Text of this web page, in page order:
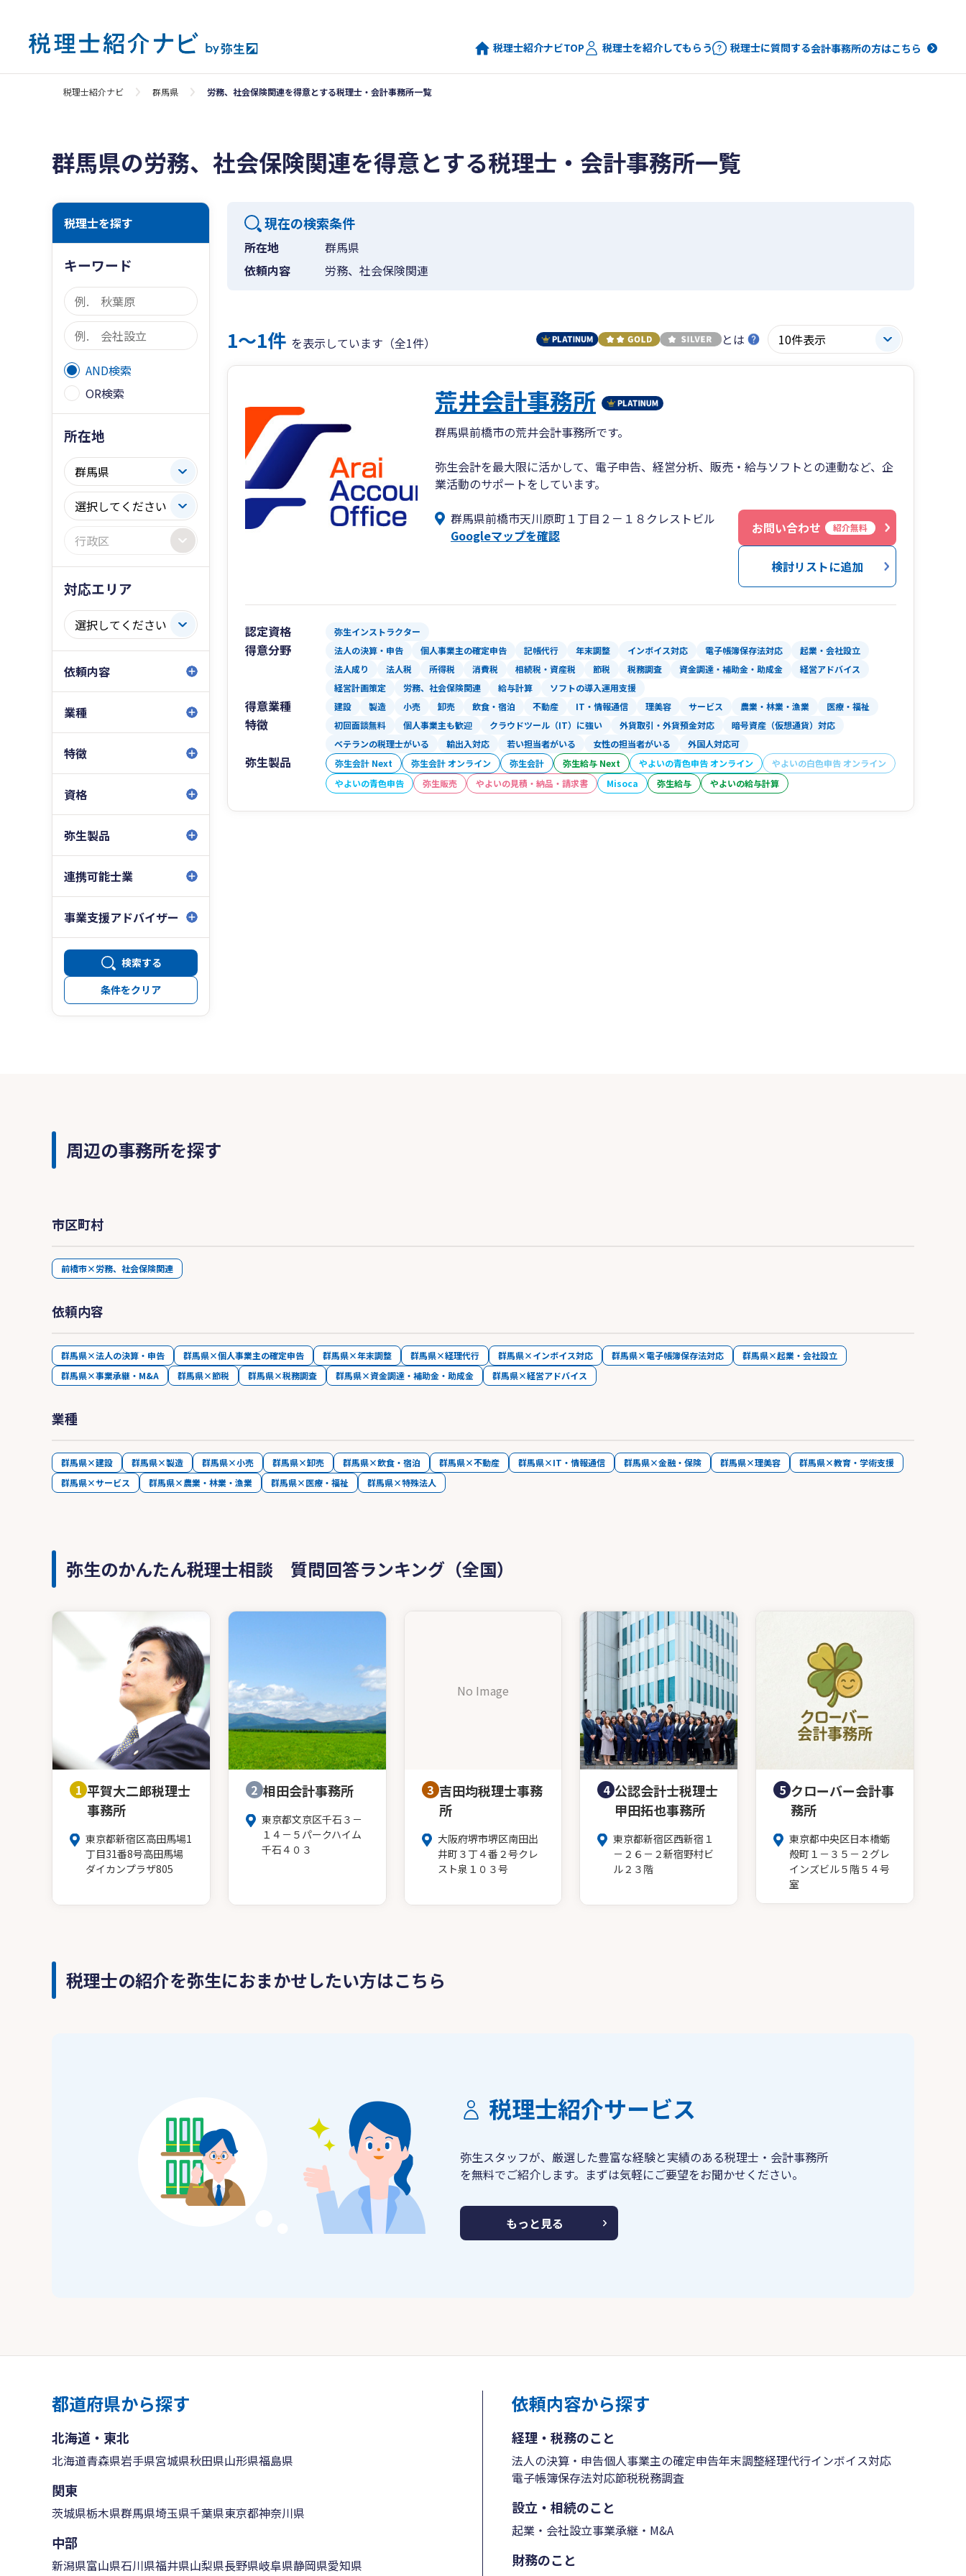
税理士紹介ナビTOP 税理士を紹介してもらう 税理士に質問する会計事務所の方はこちら
税理士紹介ナビ 群馬県 労務、社会保険関連を得意とする税理士・会計事務所一覧
群馬県の労務、社会保険関連を得意とする税理士・会計事務所一覧
税理士を探す
キーワード
AND検索
OR検索
所在地
対応エリア
依頼内容
業種
特徴
資格
弥生製品
連携可能士業
事業支援アドバイザー
検索する
条件をクリア
現在の検索条件
所在地
群馬県
依頼内容
労務、社会保険関連
1〜1件 を表示しています（全1件） とは
荒井会計事務所
群馬県前橋市の荒井会計事務所です。
弥生会計を最大限に活かして、電子申告、経営分析、販売・給与ソフトとの連動など、企
業活動のサポートをしています。
群馬県前橋市天川原町１丁目２－１８クレストビル
Googleマップを確認
お問い合わせ 紹介無料
検討リストに追加
認定資格 弥生インストラクター
得意分野 法人の決算・申告 個人事業主の確定申告 記帳代行 年末調整 インボイス対応 電子帳簿保存法対応
起業・会社設立
法人成り
法人税 所得税 消費税 相続税・資産税 節税 税務調査 資金調達・補助金・助成金
経営アドバイス
経営計画策定
労務、社会保険関連 給与計算 ソフトの導入運用支援
得意業種 建設 製造 小売 卸売 飲食・宿泊 不動産 IT・情報通信 理美容 サービス 農業・林業・漁業 医療・福祉
特徴 初回面談無料 個人事業主も歓迎 クラウドツール（IT）に強い 外貨取引・外貨預金対応
暗号資産（仮想通貨）対応
ベテランの税理士がいる
輸出入対応 若い担当者がいる 女性の担当者がいる 外国人対応可
弥生製品 弥生会計 Next 弥生会計 オンライン 弥生会計 弥生給与 Next やよいの青色申告 オンライン
やよいの白色申告 オンライン
やよいの青色申告
弥生販売 やよいの見積・納品・請求書 Misoca 弥生給与 やよいの給与計算
周辺の事務所を探す
市区町村
前橋市×労務、社会保険関連
依頼内容
群馬県×法人の決算・申告 群馬県×個人事業主の確定申告 群馬県×年末調整 群馬県×経理代行 群馬県×インボイス対応 群馬県×電子帳簿保存法対応
群馬県×起業・会社設立
群馬県×事業承継・M&A
群馬県×節税 群馬県×税務調査 群馬県×資金調達・補助金・助成金 群馬県×経営アドバイス
業種
群馬県×建設 群馬県×製造 群馬県×小売 群馬県×卸売 群馬県×飲食・宿泊 群馬県×不動産 群馬県×IT・情報通信 群馬県×金融・保険 群馬県×理美容
群馬県×教育・学術支援
群馬県×サービス
群馬県×農業・林業・漁業 群馬県×医療・福祉 群馬県×特殊法人
弥生のかんたん税理士相談 質問回答ランキング（全国）
1 平賀大二郎税理士
事務所
東京都新宿区高田馬場1
丁目31番8号高田馬場
ダイカンプラザ805
2 相田会計事務所
東京都文京区千石３－
１４－５パークハイム
千石４０３
No Image
3 吉田均税理士事務
所
大阪府堺市堺区南田出
井町３丁４番２号クレ
スト泉１０３号
4 公認会計士税理士
甲田拓也事務所
東京都新宿区西新宿１
－２６－２新宿野村ビ
ル２３階
5 クローバー会計事
務所
東京都中央区日本橋蛎
殻町１－３５－２グレ
インズビル５階５４号
室
税理士の紹介を弥生におまかせしたい方はこちら
税理士紹介サービス
弥生スタッフが、厳選した豊富な経験と実績のある税理士・会計事務所
を無料でご紹介します。まずは気軽にご要望をお聞かせください。
もっと見る
都道府県から探す
北海道・東北
北海道青森県岩手県宮城県秋田県山形県福島県
関東
茨城県栃木県群馬県埼玉県千葉県東京都神奈川県
中部
新潟県富山県石川県福井県山梨県長野県岐阜県静岡県愛知県
依頼内容から探す
経理・税務のこと
法人の決算・申告個人事業主の確定申告年末調整経理代行インボイス対応
電子帳簿保存法対応節税税務調査
設立・相続のこと
起業・会社設立事業承継・M&A
財務のこと